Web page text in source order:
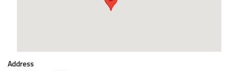
Address